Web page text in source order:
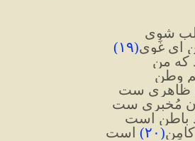
شوی
ای غَوی(۱۹)
که من
ظاهری ست
مُخبِری ست
باطن است
(۲۰) است